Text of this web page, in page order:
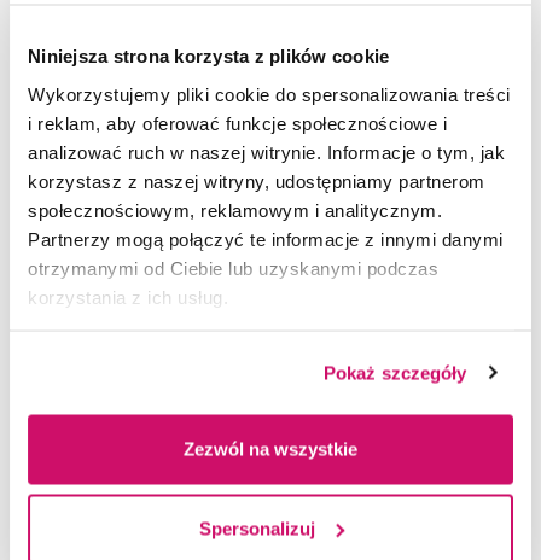
Niniejsza strona korzysta z plików cookie
Wykorzystujemy pliki cookie do spersonalizowania treści
i reklam, aby oferować funkcje społecznościowe i
analizować ruch w naszej witrynie. Informacje o tym, jak
korzystasz z naszej witryny, udostępniamy partnerom
społecznościowym, reklamowym i analitycznym.
Partnerzy mogą połączyć te informacje z innymi danymi
otrzymanymi od Ciebie lub uzyskanymi podczas
korzystania z ich usług.
Pokaż szczegóły
Zezwól na wszystkie
Spersonalizuj
Porozumienie zakłada także wsparcie dla
nauczycieli w zakresie doskonalenia zawodowego,
wymianę doświadczeń oraz możliwość realizacji
wspólnych projektów edukacyjnych i naukowych.
Nowe partnerstwo tworzy przestrzeń do rozwoju
młodych talentów oraz budowania pomostu między
edukacją szkolną a szkolnictwem wyższym.